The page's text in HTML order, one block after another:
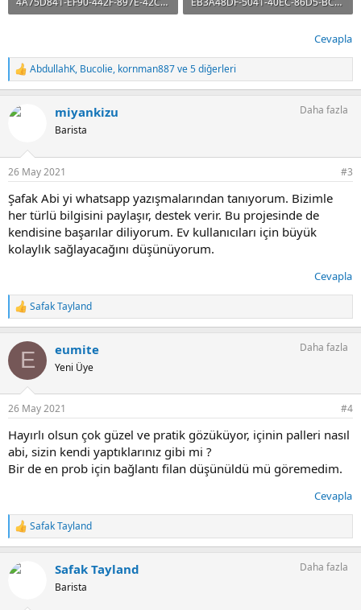
Cevapla
T
e
k
:
AbdullahK, Bucolie, kornman887ve 5 diğerleri
miyankizu
Barista
Daha fazla
26 May 2021 #3
Şafak Abi yi whatsapp yazışmalarından tanıyorum. Bizimle
her türlü bilgisini paylaşır, destek verir. Bu projesinde de
kendisine başarılar diliyorum. Ev kullanıcıları için büyük
kolaylık sağlayacağını düşünüyorum.
Cevapla
T
e
k
l
:
Safak Tayland
E eumite
Yeni Üye
Daha fazla
26 May 2021 #4
Hayırlı olsun çok güzel ve pratik gözüküyor, içinin palleri nasıl
abi, sizin kendi yaptıklarınız gibi mi ?
Bir de en prob için bağlantı filan düşünüldü mü göremedim.
Cevapla
T
e
k
Safak Tayland
Safak Tayland
Barista
Daha fazla